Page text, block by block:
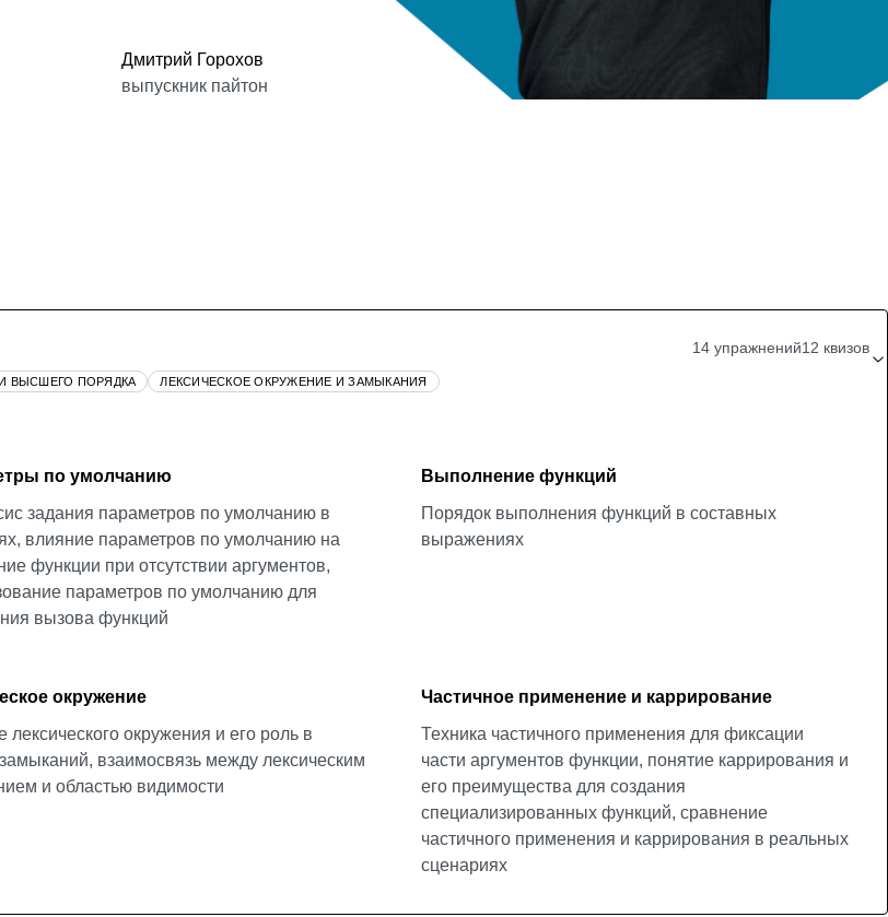
Дмитрий Горохов
выпускник пайтон
14 упражнений12 квизов
ВЫСШЕГО ПОРЯДКА ЛЕКСИЧЕСКОЕ ОКРУЖЕНИЕ И ЗАМЫКАНИЯ
по умолчанию
задания параметров по умолчанию в
влияние параметров по умолчанию на
функции при отсутствии аргументов,
параметров по умолчанию для
вызова функций
Выполнение функций
Порядок выполнения функций в составных
выражениях
окружение
лексического окружения и его роль в
взаимосвязь между лексическим
и областью видимости
Частичное применение и каррирование
Техника частичного применения для фиксации
части аргументов функции, понятие каррирования и
его преимущества для создания
специализированных функций, сравнение
частичного применения и каррирования в реальных
сценариях